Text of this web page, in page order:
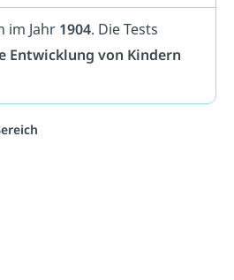
im Jahr 1904. Die Tests
Entwicklung von Kindern